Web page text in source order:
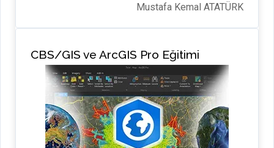
Mustafa Kemal ATATÜRK
CBS/GIS ve ArcGIS Pro Eğitimi